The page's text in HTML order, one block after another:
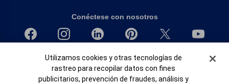
Conéctese con nosotros
Bank of America, N.A. Miembro de FDIC.
Igualdad de oportunidades en préstamos para viviendas
© 2026 Bank of America Corporation.
Banner de Cookies
Utilizamos cookies y otras tecnologías de
rastreo para recopilar datos con fines
publicitarios, prevención de fraudes, análisis y